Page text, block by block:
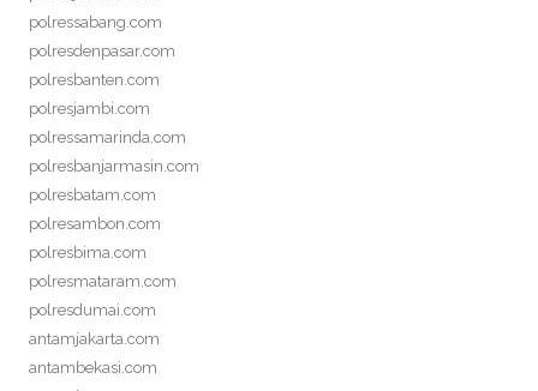
polressabang.com
polresdenpasar.com
polresbanten.com
polresjambi.com
polressamarinda.com
polresbanjarmasin.com
polresbatam.com
polresambon.com
polresbima.com
polresmataram.com
polresdumai.com
antamjakarta.com
antambekasi.com